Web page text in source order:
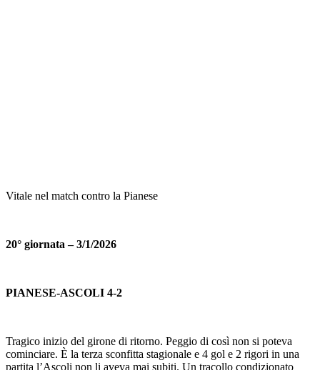
Vitale nel match contro la Pianese
20° giornata – 3/1/2026
PIANESE-ASCOLI 4-2
Tragico inizio del girone di ritorno. Peggio di così non si poteva
cominciare. È la terza sconfitta stagionale e 4 gol e 2 rigori in una
partita l’Ascoli non li aveva mai subiti. Un tracollo condizionato